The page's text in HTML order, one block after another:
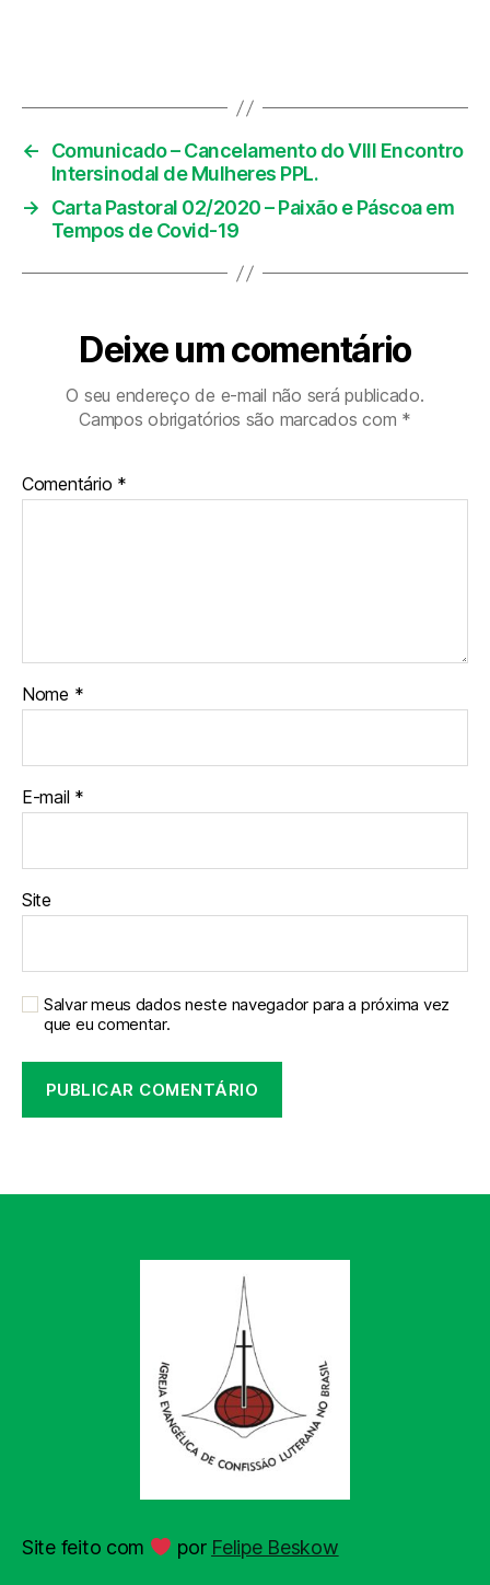
←
Comunicado – Cancelamento do VIII Encontro
Intersinodal de Mulheres PPL.
→
Carta Pastoral 02/2020 – Paixão e Páscoa em
Tempos de Covid-19
Deixe um comentário
O seu endereço de e-mail não será publicado.
Campos obrigatórios são marcados com *
Comentário *
Nome *
E-mail *
Site
Salvar meus dados neste navegador para a próxima vez
que eu comentar.
Site feito com por Felipe Beskow